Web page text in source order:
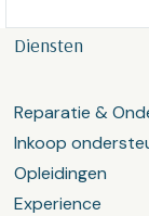
Diensten
Reparatie &
Inkoop
Opleidingen
Experience